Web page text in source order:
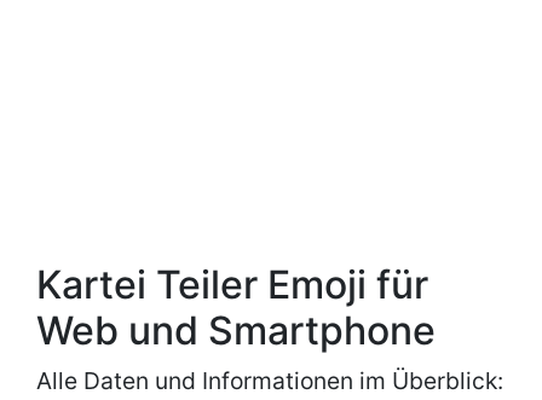
Kartei Teiler Emoji für
Web und Smartphone
Alle Daten und Informationen im Überblick: